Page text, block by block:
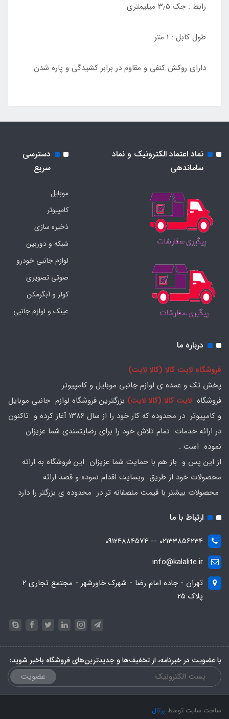
رابط : جک ۳٫۵ میلیمتری
طول کابل : ۱ متر
دارای روکش کنفی و مقاوم در برابر کشیدگی و پاره شدن
نماد اعتماد الکترونیک و نماد
ساماندهی
دسترسی
سریع
موبایل
کامپیوتر
ذخیره سازی
شبکه و دوربین
لوازم جانبی خودرو
صوتی تصویری
کولر و آبگرمکن
عینک و لوازم جانبی
درباره ما
فروشگاه لایت کالا (کالا لایت)
پخش تک و عمده ی لوازم جانبی موبایل و کامپیوتر
فروشگاه لایت کالا (کالا لایت) بزرگترین فروشگاه لوازم جانبی موبایل
و کامپیوتر در محدوده که کار خود را از سال ۱۳۸۶ آغاز کرده و تاکنون
در ارائه خدمات تمام تلاش خود را برای رضایتمندی شما عزیزان
نموده است .
از این پس و باز هم با حمایت شما عزیزان این فروشگاه به ارائه
محصولات خود از طریق وبسایت اقدام نموده و قصد ارائه
محصولات بیشتر با قیمت منصفانه تر در محدوده ی بزرگتر را دارد
ارتباط با ما
02133856234 -- 09124884574
info@kalalite.ir
تهران - جاده امام رضا - شهرک خاورشهر - مجتمع تجاری 2
پلاک 25
با عضویت در خبرنامه، از تخفیف‌ها و جدیدترین‌های فروشگاه باخبر شوید:
عضویت
ساخت سایت توسطپرتال